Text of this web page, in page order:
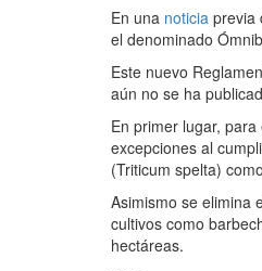
En una noticia previa
el denominado
Este nuevo
aún no se ha
En primer lugar,
excepciones al
(Triticum spelta)
Asimismo se elimina
cultivos como
hectáreas.